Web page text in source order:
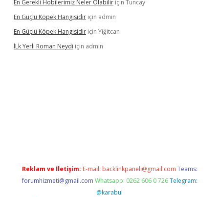
En Gerekli Hobilerimiz Neler Olabilir için Tuncay
En Güçlü Köpek Hangisidir için admin
En Güçlü Köpek Hangisidir için Yiğitcan
İLk Yerli Roman Neydi için admin
Reklam ve İletişim: E-mail: backlinkpaneli@gmail.com Teams:
forumhizmeti@gmail.com Whatsapp: 0262 606 0 726 Telegram:
@karabul